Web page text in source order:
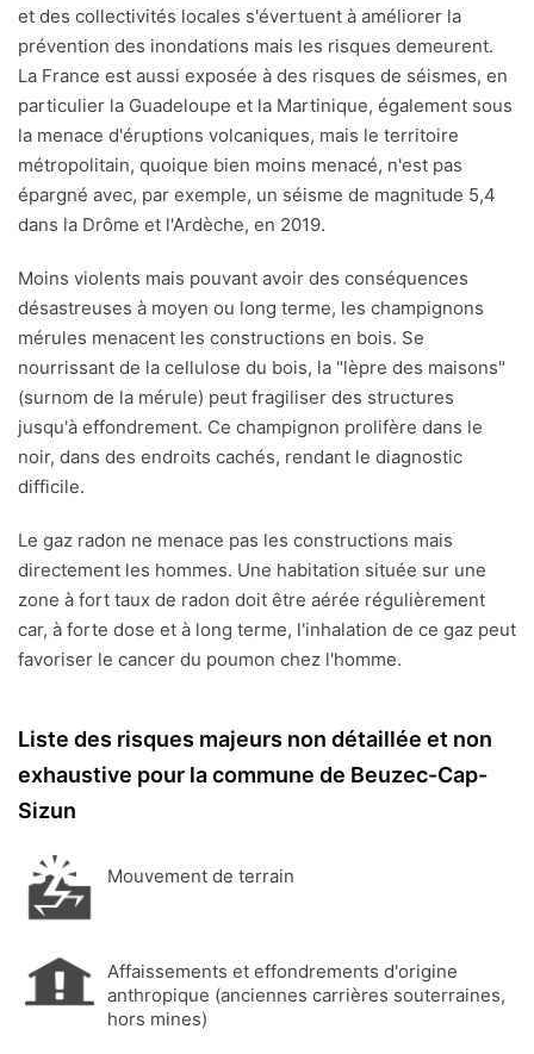
et des collectivités locales s'évertuent à améliorer la
prévention des inondations mais les risques demeurent.
La France est aussi exposée à des risques de séismes, en
particulier la Guadeloupe et la Martinique, également sous
la menace d'éruptions volcaniques, mais le territoire
métropolitain, quoique bien moins menacé, n'est pas
épargné avec, par exemple, un séisme de magnitude 5,4
dans la Drôme et l'Ardèche, en 2019.
Moins violents mais pouvant avoir des conséquences
désastreuses à moyen ou long terme, les champignons
mérules menacent les constructions en bois. Se
nourrissant de la cellulose du bois, la "lèpre des maisons"
(surnom de la mérule) peut fragiliser des structures
jusqu'à effondrement. Ce champignon prolifère dans le
noir, dans des endroits cachés, rendant le diagnostic
difficile.
Le gaz radon ne menace pas les constructions mais
directement les hommes. Une habitation située sur une
zone à fort taux de radon doit être aérée régulièrement
car, à forte dose et à long terme, l'inhalation de ce gaz peut
favoriser le cancer du poumon chez l'homme.
Liste des risques majeurs non détaillée et non
exhaustive pour la commune de Beuzec-Cap-
Sizun
Mouvement de terrain
Affaissements et effondrements d'origine
anthropique (anciennes carrières souterraines,
hors mines)